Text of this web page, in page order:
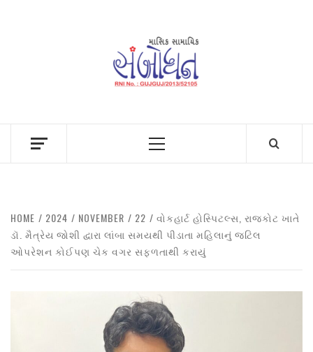
Primary
HOME 2024 NOVEMBER 22
વોકહાર્ટ હોસ્પિટલ્સ, રાજકોટ ખાતે
ડૉ. મૈત્રેય જોશી દ્વારા લાંબા સમયથી પીડાતા મહિલાનું જટિલ
ઓપરેશન કોઈપણ ચેક વગર સફળતાથી કરાયું